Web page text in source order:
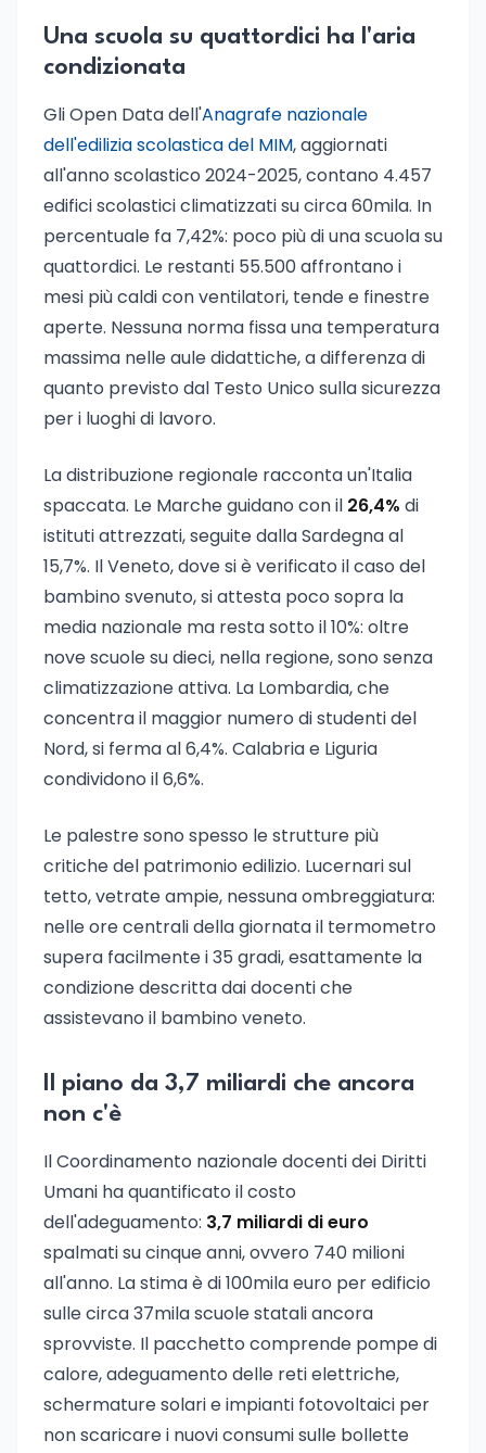
Una scuola su quattordici ha l'aria
condizionata
Gli Open Data dell'Anagrafe nazionale
dell'edilizia scolastica del MIM, aggiornati
all'anno scolastico 2024-2025, contano 4.457
edifici scolastici climatizzati su circa 60mila. In
percentuale fa 7,42%: poco più di una scuola su
quattordici. Le restanti 55.500 affrontano i
mesi più caldi con ventilatori, tende e finestre
aperte. Nessuna norma fissa una temperatura
massima nelle aule didattiche, a differenza di
quanto previsto dal Testo Unico sulla sicurezza
per i luoghi di lavoro.
La distribuzione regionale racconta un'Italia
spaccata. Le Marche guidano con il 26,4% di
istituti attrezzati, seguite dalla Sardegna al
15,7%. Il Veneto, dove si è verificato il caso del
bambino svenuto, si attesta poco sopra la
media nazionale ma resta sotto il 10%: oltre
nove scuole su dieci, nella regione, sono senza
climatizzazione attiva. La Lombardia, che
concentra il maggior numero di studenti del
Nord, si ferma al 6,4%. Calabria e Liguria
condividono il 6,6%.
Le palestre sono spesso le strutture più
critiche del patrimonio edilizio. Lucernari sul
tetto, vetrate ampie, nessuna ombreggiatura:
nelle ore centrali della giornata il termometro
supera facilmente i 35 gradi, esattamente la
condizione descritta dai docenti che
assistevano il bambino veneto.
Il piano da 3,7 miliardi che ancora
non c'è
Il Coordinamento nazionale docenti dei Diritti
Umani ha quantificato il costo
dell'adeguamento: 3,7 miliardi di euro
spalmati su cinque anni, ovvero 740 milioni
all'anno. La stima è di 100mila euro per edificio
sulle circa 37mila scuole statali ancora
sprovviste. Il pacchetto comprende pompe di
calore, adeguamento delle reti elettriche,
schermature solari e impianti fotovoltaici per
non scaricare i nuovi consumi sulle bollette